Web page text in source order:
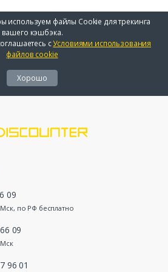
используем файлы Cookie для трекинга
вашего кэшбэка.
сУсловиями использования
файлов cookie
Хорошо
09
Мск, по РФ бесплатно
09
Мск
96 01